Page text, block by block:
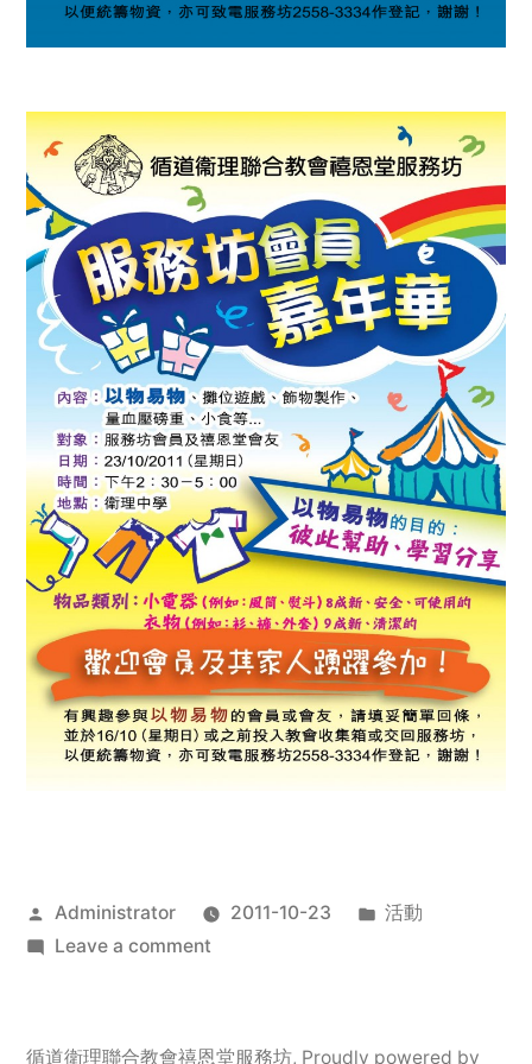
Posted
by
Administrator 2011-10-23
Posted
活動
Leave a commenton
服
循道衛理聯合教會禧恩堂服務坊, Proudly powered by